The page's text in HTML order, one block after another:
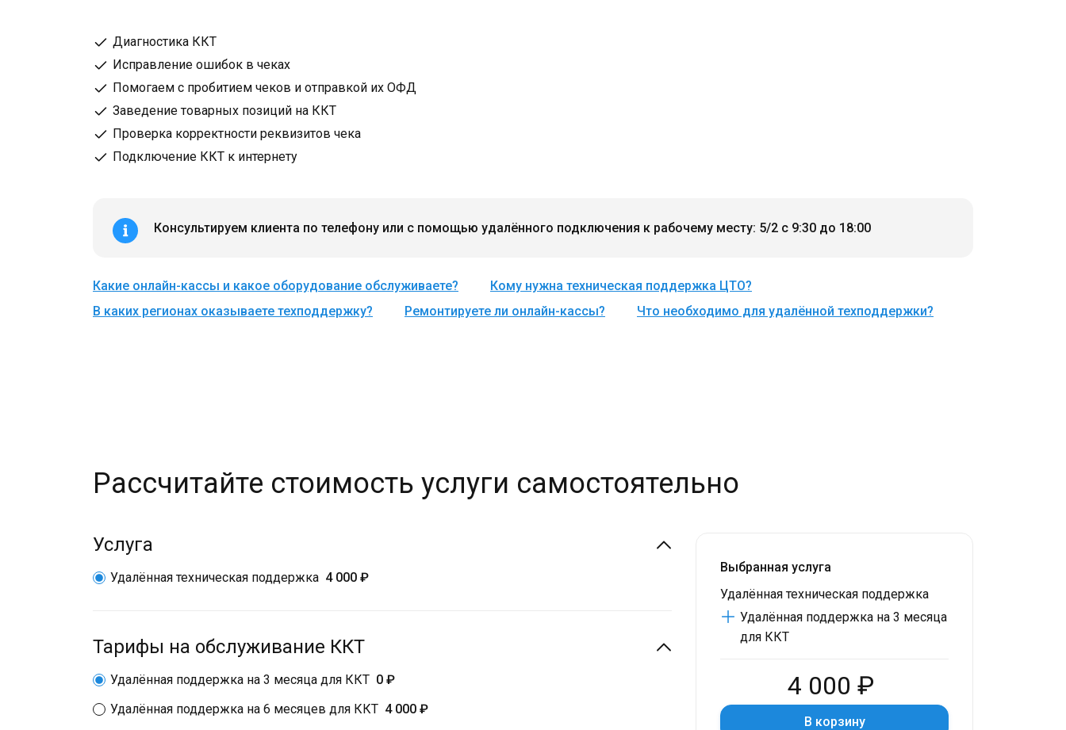
Диагностика ККТ
Исправление ошибок в чеках
Помогаем с пробитием чеков и отправкой их ОФД
Заведение товарных позиций на ККТ
Проверка корректности реквизитов чека
Подключение ККТ к интернету
Консультируем клиента по телефону или с помощью удалённого подключения к рабочему месту: 5/2 с 9:30 до 18:00
Какие онлайн-кассы и какое оборудование обслуживаете?
Кому нужна техническая поддержка ЦТО?
В каких регионах оказываете техподдержку?
Ремонтируете ли онлайн-кассы? Что необходимо для удалённой техподдержки?
Рассчитайте стоимость услуги самостоятельно
Услуга
Удалённая техническая поддержка 4 000 ₽
Тарифы на обслуживание ККТ
Удалённая поддержка на 3 месяца для ККТ 0 ₽
Удалённая поддержка на 6 месяцев для ККТ 4 000 ₽
Выбранная услуга
Удалённая техническая поддержка
Удалённая поддержка на 3 месяца
для ККТ
4 000 ₽
В корзину